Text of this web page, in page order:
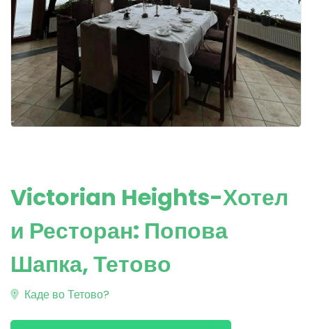
Victorian Heights-Хотел
и Ресторан: Попова
Шапка, Тетово
Каде во Тетово?